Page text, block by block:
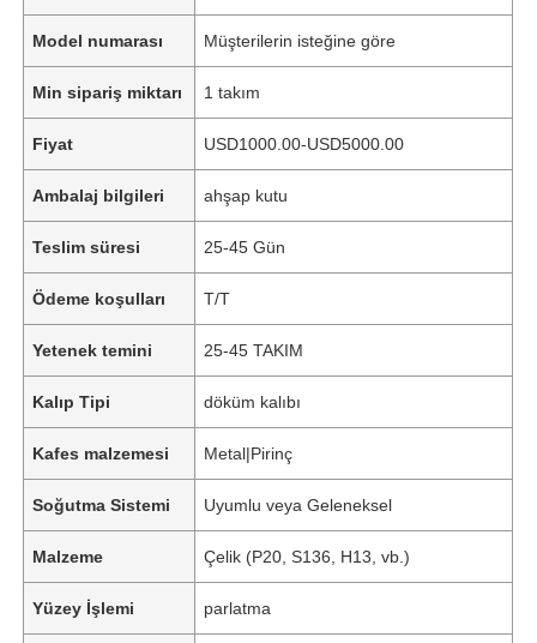
Model numarası Müşterilerin isteğine göre
Min sipariş miktarı 1 takım
Fiyat USD1000.00-USD5000.00
Ambalaj bilgileri ahşap kutu
Teslim süresi 25-45 Gün
Ödeme koşulları T/T
Yetenek temini 25-45 TAKIM
Kalıp Tipi döküm kalıbı
Kafes malzemesi Metal|Pirinç
Soğutma Sistemi Uyumlu veya Geleneksel
Malzeme Çelik (P20, S136, H13, vb.)
Yüzey İşlemi parlatma